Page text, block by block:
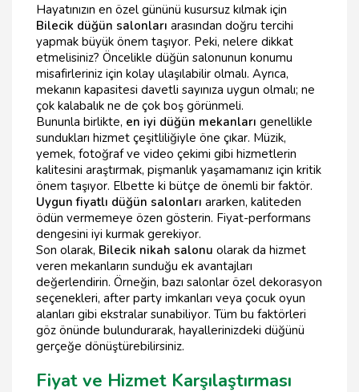
Hayatınızın en özel gününü kusursuz kılmak için
Bilecik düğün salonları arasından doğru tercihi
yapmak büyük önem taşıyor. Peki, nelere dikkat
etmelisiniz? Öncelikle düğün salonunun konumu
misafirleriniz için kolay ulaşılabilir olmalı. Ayrıca,
mekanın kapasitesi davetli sayınıza uygun olmalı; ne
çok kalabalık ne de çok boş görünmeli.
Bununla birlikte, en iyi düğün mekanları genellikle
sundukları hizmet çeşitliliğiyle öne çıkar. Müzik,
yemek, fotoğraf ve video çekimi gibi hizmetlerin
kalitesini araştırmak, pişmanlık yaşamamanız için kritik
önem taşıyor. Elbette ki bütçe de önemli bir faktör.
Uygun fiyatlı düğün salonları ararken, kaliteden
ödün vermemeye özen gösterin. Fiyat-performans
dengesini iyi kurmak gerekiyor.
Son olarak, Bilecik nikah salonu olarak da hizmet
veren mekanların sunduğu ek avantajları
değerlendirin. Örneğin, bazı salonlar özel dekorasyon
seçenekleri, after party imkanları veya çocuk oyun
alanları gibi ekstralar sunabiliyor. Tüm bu faktörleri
göz önünde bulundurarak, hayallerinizdeki düğünü
gerçeğe dönüştürebilirsiniz.
Fiyat ve Hizmet Karşılaştırması